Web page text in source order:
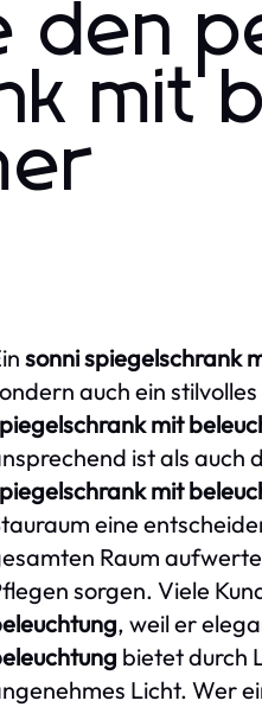
den
mit
sonni spiegelschrank
auch ein
mit
ist als auch
mit
eine
Raum
sorgen. Viele
, weil er
bietet durch
Licht. Wer